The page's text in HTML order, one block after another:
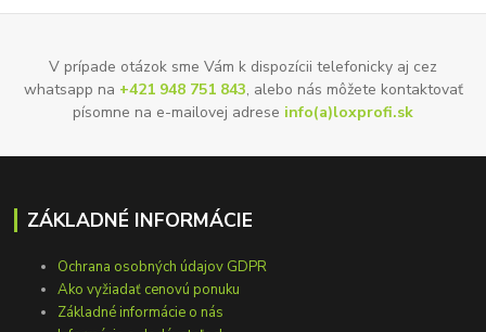
V prípade otázok sme Vám k dispozícii telefonicky aj cez
whatsapp na +421 948 751 843, alebo nás môžete kontaktovať
písomne na e-mailovej adrese info(a)loxprofi.sk
ZÁKLADNÉ INFORMÁCIE
Ochrana osobných údajov GDPR
Ako vyžiadať cenovú ponuku
Základné informácie o nás